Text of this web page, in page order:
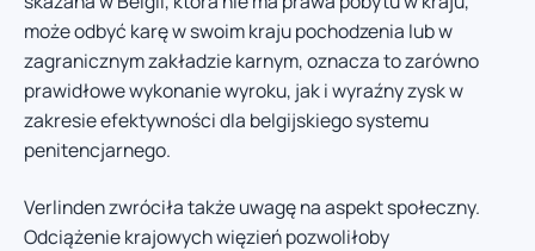
może odbyć karę w swoim kraju pochodzenia lub w
zagranicznym zakładzie karnym, oznacza to zarówno
prawidłowe wykonanie wyroku, jak i wyraźny zysk w
zakresie efektywności dla belgijskiego systemu
penitencjarnego.
Verlinden zwróciła także uwagę na aspekt społeczny.
Odciążenie krajowych więzień pozwoliłoby